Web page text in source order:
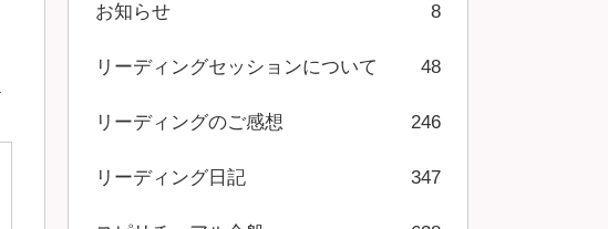
お知らせ 8
リーディングセッションについて 48
リーディングのご感想 246
リーディング日記 347